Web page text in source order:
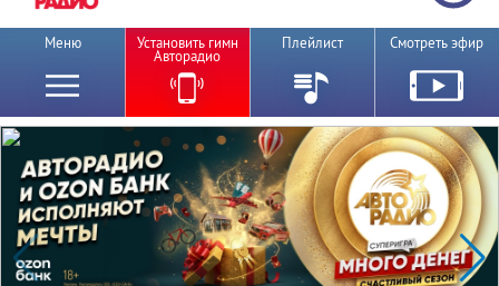
Меню Установить гимн
Авторадио
Плейлист Смотреть эфир